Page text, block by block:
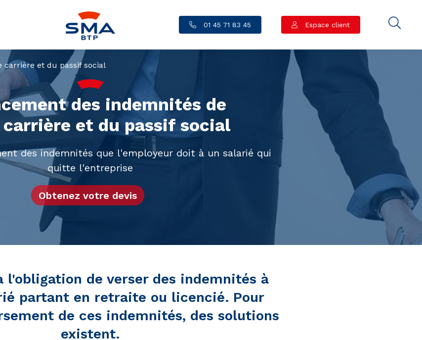
01 45 71 83 45 Espace client
carrière et du passif social
des indemnités de
et du passif social
des indemnités que l'employeur doit à un salarié qui
quitte l'entreprise
Obtenez votre devis
l'obligation de verser des indemnités à
partant en retraite ou licencié. Pour
de ces indemnités, des solutions
existent.